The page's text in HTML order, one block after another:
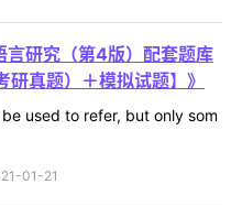
研究（第4版）配套题库
研真题）＋模拟试题】》
used to refer, but only som
01-21